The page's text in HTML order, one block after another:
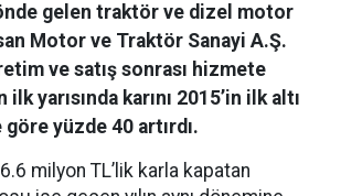
gelen traktör ve dizel motor
Motor ve Traktör Sanayi A.Ş.
ve satış sonrası hizmete
ilk yarısında karını 2015’in ilk altı
yüzde 40 artırdı.
milyon TL’lik karla kapatan